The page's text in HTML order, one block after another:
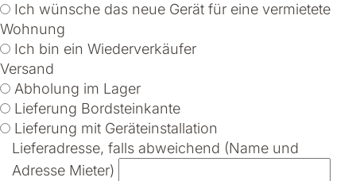
Ich wünsche das neue Gerät für eine vermietete
Wohnung
Ich bin ein Wiederverkäufer
Versand
Abholung im Lager
Lieferung Bordsteinkante
Lieferung mit Geräteinstallation
Lieferadresse, falls abweichend (Name und
Adresse Mieter)